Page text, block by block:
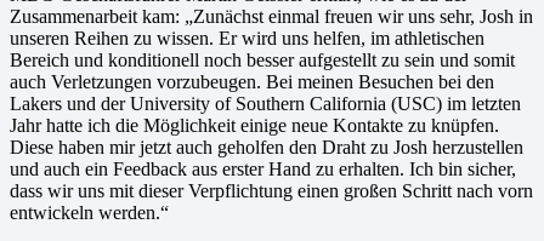
Zusammenarbeit kam: „Zunächst einmal freuen wir uns sehr, Josh in
unseren Reihen zu wissen. Er wird uns helfen, im athletischen
Bereich und konditionell noch besser aufgestellt zu sein und somit
auch Verletzungen vorzubeugen. Bei meinen Besuchen bei den
Lakers und der University of Southern California (USC) im letzten
Jahr hatte ich die Möglichkeit einige neue Kontakte zu knüpfen.
Diese haben mir jetzt auch geholfen den Draht zu Josh herzustellen
und auch ein Feedback aus erster Hand zu erhalten. Ich bin sicher,
dass wir uns mit dieser Verpflichtung einen großen Schritt nach vorn
entwickeln werden.“